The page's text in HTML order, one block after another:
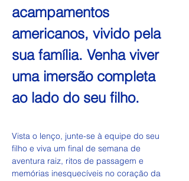
acampamentos
americanos, vivido pela
sua família. Venha viver
uma imersão completa
ao lado do seu filho.
Vista o lenço, junte-se à equipe do seu
filho e viva um final de semana de
aventura raiz, ritos de passagem e
memórias inesquecíveis no coração da